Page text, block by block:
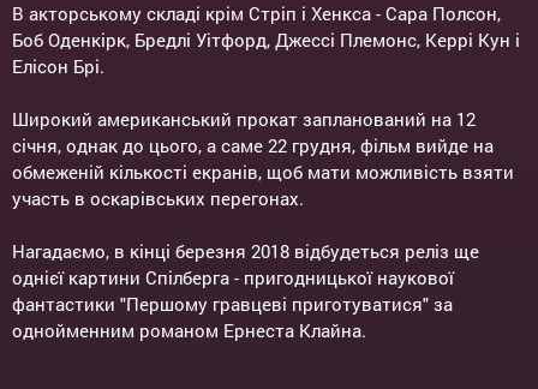
В акторському складі крім Стріп і Хенкса - Сара Полсон,
Боб Оденкірк, Бредлі Уітфорд, Джессі Племонс, Керрі Кун і
Елісон Брі.
Широкий американський прокат запланований на 12
січня, однак до цього, а саме 22 грудня, фільм вийде на
обмеженій кількості екранів, щоб мати можливість взяти
участь в оскарівських перегонах.
Нагадаємо, в кінці березня 2018 відбудеться реліз ще
однієї картини Спілберга - пригодницької наукової
фантастики "Першому гравцеві приготуватися" за
однойменним романом Ернеста Клайна.